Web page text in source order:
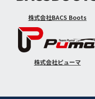
株式会社BACS Boots
株式会社ピューマ